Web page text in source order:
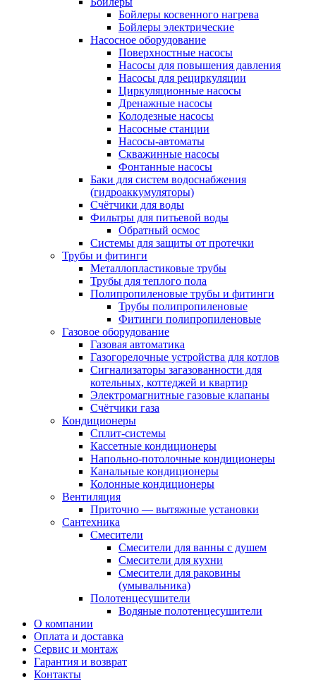
Бойлеры косвенного нагрева
Бойлеры электрические
Насосное оборудование
Поверхностные насосы
Насосы для повышения давления
Насосы для рециркуляции
Циркуляционные насосы
Дренажные насосы
Колодезные насосы
Насосные станции
Насосы-автоматы
Скважинные насосы
Фонтанные насосы
Баки для систем водоснабжения
(гидроаккумуляторы)
Счётчики для воды
Фильтры для питьевой воды
Обратный осмос
Системы для защиты от протечки
Трубы и фитинги
Металлопластиковые трубы
Трубы для теплого пола
Полипропиленовые трубы и фитинги
Трубы полипропиленовые
Фитинги полипропиленовые
Газовое оборудование
Газовая автоматика
Газогорелочные устройства для котлов
Сигнализаторы загазованности для
котельных, коттеджей и квартир
Электромагнитные газовые клапаны
Счётчики газа
Кондиционеры
Сплит-системы
Кассетные кондиционеры
Напольно-потолочные кондиционеры
Канальные кондиционеры
Колонные кондиционеры
Вентиляция
Приточно — вытяжные установки
Сантехника
Смесители
Смесители для ванны с душем
Смесители для кухни
Смесители для раковины
(умывальника)
Полотенцесушители
Водяные полотенцесушители
О компании
Оплата и доставка
Сервис и монтаж
Гарантия и возврат
Контакты